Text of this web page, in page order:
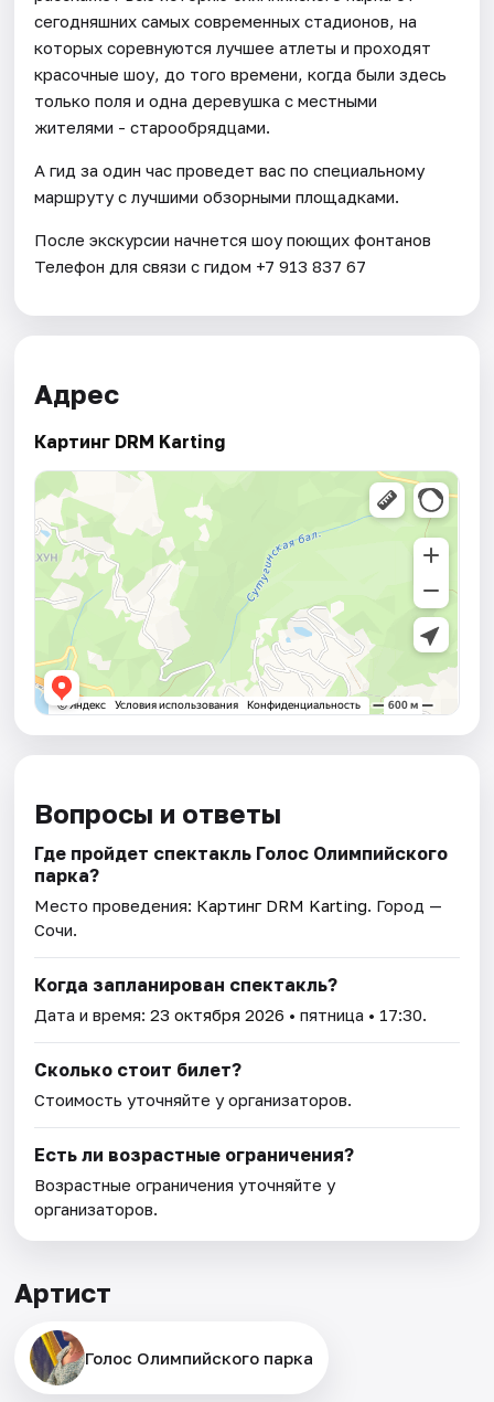
сегодняшних самых современных стадионов, на
которых соревнуются лучшее атлеты и проходят
красочные шоу, до того времени, когда были здесь
только поля и одна деревушка с местными
жителями - старообрядцами.
А гид за один час проведет вас по специальному
маршруту с лучшими обзорными площадками.
После экскурсии начнется шоу поющих фонтанов
Телефон для связи с гидом +7 913 837 67
Адрес
Картинг DRM Karting
Вопросы и ответы
Где пройдет спектакль Голос Олимпийского
парка?
Место проведения: Картинг DRM Karting. Город —
Сочи.
Когда запланирован спектакль?
Дата и время:23 октября 2026 • пятница • 17:30.
Сколько стоит билет?
Стоимость уточняйте у организаторов.
Есть ли возрастные ограничения?
Возрастные ограничения уточняйте у
организаторов.
Артист
Голос Олимпийского парка